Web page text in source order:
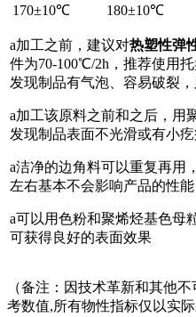
170±10℃
180±10℃
a加工之前，建议对热塑性弹
件为70-100℃/2h，推荐使用
发现制品有气泡、容易破裂
a加工该原料之前和之后，用
发现制品表面不光滑或有小
a洁净的边角料可以重复再用
左右基本不会影响产品的性能
a可以用色粉和聚烯烃基色母
可获得良好的表面效果
（备注：因技术革新和其他
考数值,所有物性指标仅以实